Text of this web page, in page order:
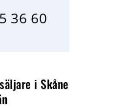
36 60
i Skåne